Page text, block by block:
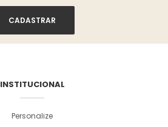
INSTITUCIONAL
Personalize